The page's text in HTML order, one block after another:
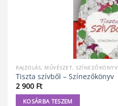
RAJZOLÁS, MŰVÉSZET, SZÍNEZŐKÖNYV
Tiszta szívből – Színezőkönyv
2 900 Ft
KOSÁRBA TESZEM